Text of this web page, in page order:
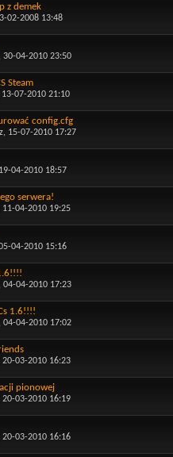
z demek
02-2008 13:48
, 30-04-2010 23:50
Steam
13-07-2010 21:10
config.cfg
, 15-07-2010 17:27
04-2010 18:57
serwera!
11-04-2010 19:25
04-2010 15:16
, 04-04-2010 17:23
1.6!!!!
, 04-04-2010 17:02
20-03-2010 16:23
pionowej
20-03-2010 16:19
20-03-2010 16:16